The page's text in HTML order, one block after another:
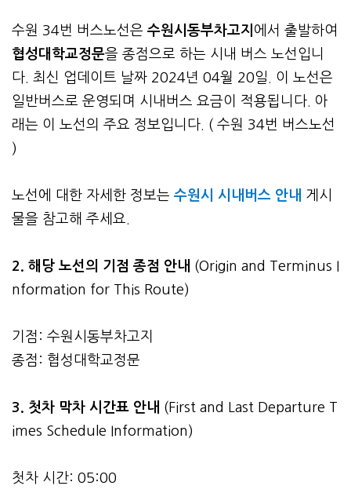
수원 34번 버스노선은 수원시동부차고지 에서 출발하여
협성대학교정문을 종점으로 하는 시내 버스 노선입니
다. 최신 업데이트 날짜 2024년 04월 20일. 이 노선은
일반버스로 운영되며 시내버스 요금이 적용됩니다. 아
래는 이 노선의 주요 정보입니다. ( 수원 34번 버스노선
)
노선에 대한 자세한 정보는 수원시 시내버스 안내 게시
물을 참고해 주세요.
2. 해당 노선의 기점 종점 안내 (Origin and Terminus I
nformation for This Route)
기점: 수원시동부차고지
종점: 협성대학교정문
3. 첫차 막차 시간표 안내 (First and Last Departure T
imes Schedule Information)
첫차 시간: 05:00